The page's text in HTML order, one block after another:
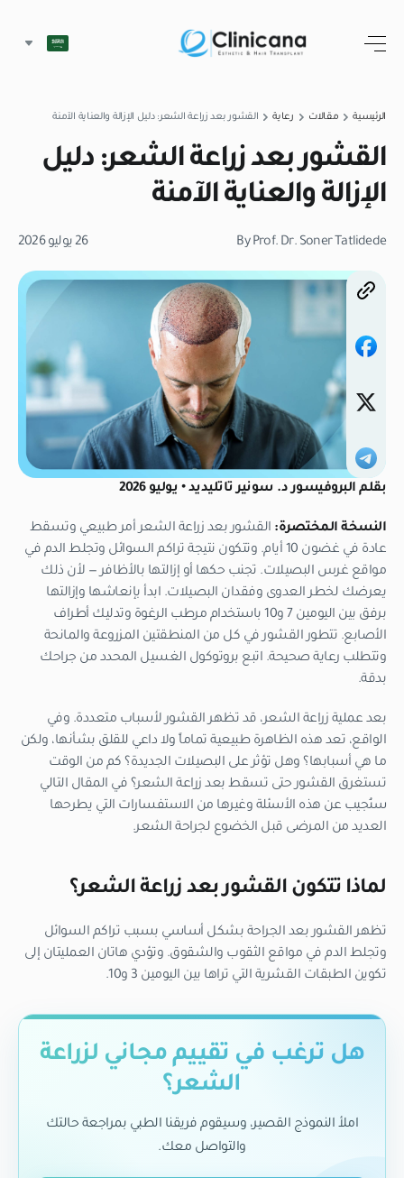
الرئيسية مقالات رعاية القشور بعد زراعة الشعر: دليل الإزالة والعناية الآمنة
القشور بعد زراعة الشعر: دليل
الإزالة والعناية الآمنة
By Prof. Dr. Soner Tatlidede 26 يوليو 2026
بقلم البروفيسور د. سونير تاتليديد • يوليو 2026
النسخة المختصرة: القشور بعد زراعة الشعر أمر طبيعي وتسقط
عادة في غضون 10 أيام. وتتكون نتيجة تراكم السوائل وتجلط الدم في
مواقع غرس البصيلات. تجنب حكها أو إزالتها بالأظافر — لأن ذلك
يعرضك لخطر العدوى وفقدان البصيلات. ابدأ بإنعاشها وإزالتها
برفق بين اليومين 7 و10 باستخدام مرطب الرغوة وتدليك أطراف
الأصابع. تتطور القشور في كل من المنطقتين المزروعة والمانحة
وتتطلب رعاية صحيحة. اتبع بروتوكول الغسيل المحدد من جراحك
بدقة.
بعد عملية زراعة الشعر، قد تظهر القشور لأسباب متعددة. وفي
الواقع، تعد هذه الظاهرة طبيعية تماماً ولا داعي للقلق بشأنها، ولكن
ما هي أسبابها؟ وهل تؤثر على البصيلات الجديدة؟ كم من الوقت
تستغرق القشور حتى تسقط بعد زراعة الشعر؟ في المقال التالي
سنُجيب عن هذه الأسئلة وغيرها من الاستفسارات التي يطرحها
العديد من المرضى قبل الخضوع لجراحة الشعر.
لماذا تتكون القشور بعد زراعة الشعر؟
تظهر القشور بعد الجراحة بشكل أساسي بسبب تراكم السوائل
وتجلط الدم في مواقع الثقوب والشقوق. وتؤدي هاتان العمليتان إلى
تكوين الطبقات القشرية التي تراها بين اليومين 3 و10.
هل ترغب في تقييم مجاني لزراعة
الشعر؟
املأ النموذج القصير، وسيقوم فريقنا الطبي بمراجعة حالتك
والتواصل معك.